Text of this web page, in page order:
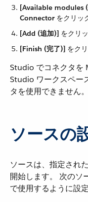
[Available modules
Connector をクリッ
[Add (追加)] をクリ
[Finish (完了)] をク
Studio でコネクタを
Studio ワークスペー
タを使用できません。
ソースの
ソースは、指定され
開始します。 次の
で使用するように設